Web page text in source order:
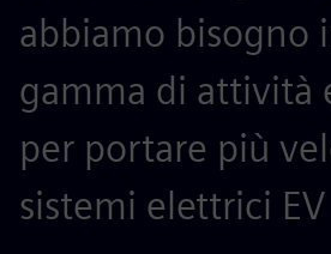
abbiamo bisogno
gamma di attività
per portare più
sistemi elettrici